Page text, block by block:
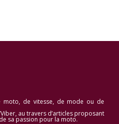
moto, de vitesse, de mode ou de
au travers d’articles proposant
sa passion pour la moto.